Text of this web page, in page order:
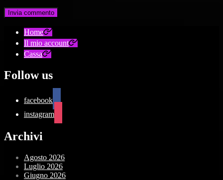
Home
Il mio account
Cassa
Follow us
facebook
instagram
Archivi
Agosto 2026
Luglio 2026
Giugno 2026